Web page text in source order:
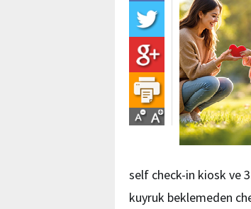
self check-in kiosk ve
kuyruk beklemeden